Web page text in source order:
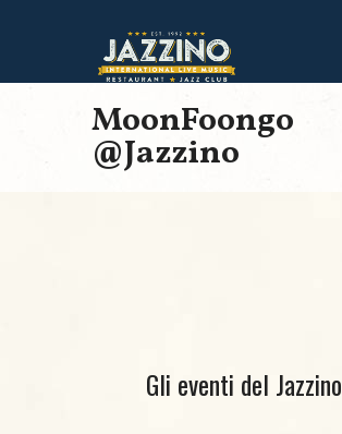
MoonFoongo
@Jazzino
Gli eventi del Jazzino